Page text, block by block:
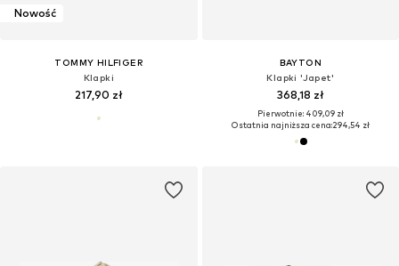
Nowość
TOMMY HILFIGER
Klapki
217,90 zł
BAYTON
Klapki 'Japet'
368,18 zł
Pierwotnie: 409,09 zł
Ostatnia najniższa cena:294,54 zł